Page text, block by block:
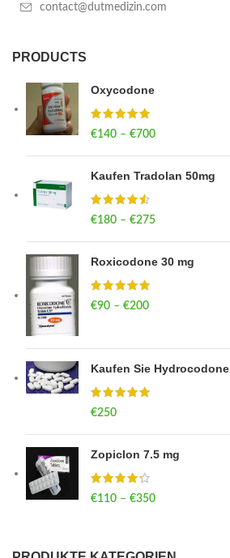
contact@dutmedizin.com
PRODUCTS
Oxycodone
€140 – €700
Kaufen Tradolan 50mg
€180 – €275
Roxicodone 30 mg
€90 – €200
Kaufen Sie Hydrocodone
€250
Zopiclon 7.5 mg
€110 – €350